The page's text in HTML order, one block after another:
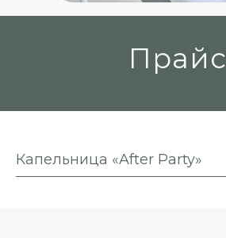
Прайс
Капельница «After Party»